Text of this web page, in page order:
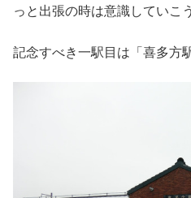
っと出張の時は意識していこう
記念すべき一駅目は「喜多方